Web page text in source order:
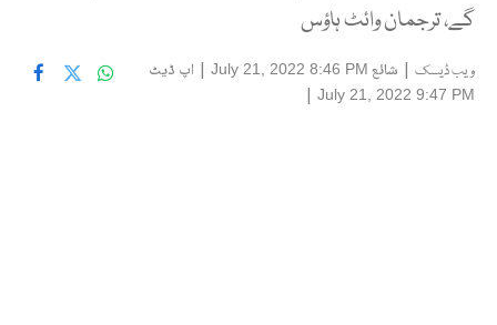
گے، ترجمان وائٹ ہاؤس
ویب ڈیسک | شائع July 21, 2022 8:46 PM
| اپ ڈیٹ
July 21, 2022 9:47 PM
|